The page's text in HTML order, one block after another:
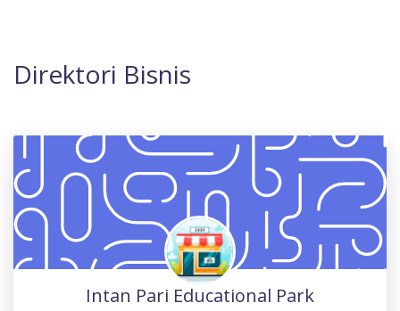
Direktori Bisnis
Intan Pari Educational Park